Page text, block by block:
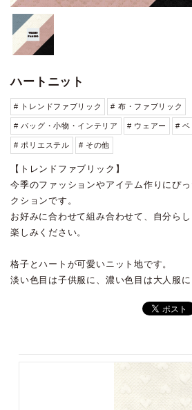
ハートニット
# トレンドファブリック # 布・ファブリック
# バッグ・小物・インテリア # ウェアー # ベ
# ポリエステル # その他
【トレンドファブリック】
今季のファッションやアイテム作りにぴ
クションです。
お好みに合わせて組み合わせて、自分ら
楽しみください。
格子とハートが可愛いニット地です。
淡い色目は子供服に、濃い色目は大人服に